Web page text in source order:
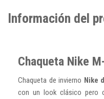
Información del
Chaqueta Nike
Chaqueta de invierno Nike
con un look clásico pero